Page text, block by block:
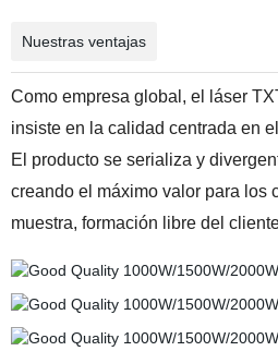
Nuestras ventajas
Como empresa global, el láser
insiste en la calidad centrada en
El producto se serializa y
creando el máximo valor para los
muestra, formación libre del